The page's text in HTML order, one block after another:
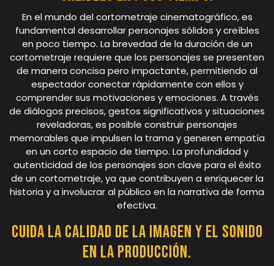
En el mundo del cortometraje cinematográfico, es
fundamental desarrollar personajes sólidos y creíbles
en poco tiempo. La brevedad de la duración de un
cortometraje requiere que los personajes se presenten
de manera concisa pero impactante, permitiendo al
espectador conectar rápidamente con ellos y
comprender sus motivaciones y emociones. A través
de diálogos precisos, gestos significativos y situaciones
reveladoras, es posible construir personajes
memorables que impulsen la trama y generen empatía
en un corto espacio de tiempo. La profundidad y
autenticidad de los personajes son clave para el éxito
de un cortometraje, ya que contribuyen a enriquecer la
historia y a involucrar al público en la narrativa de forma
efectiva.
Cuida la calidad de la imagen y el sonido
en la producción.